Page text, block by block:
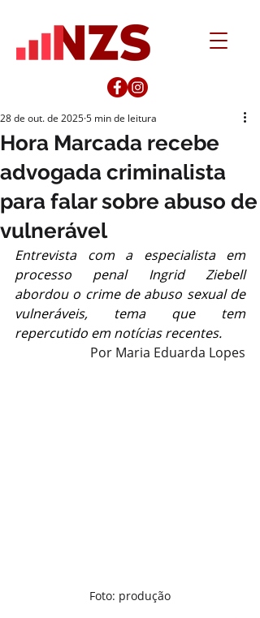
Hora Marcada recebe
advogada criminalista
para falar sobre abuso de
vulnerável
28 de out. de 20255 min de leitura
Entrevista com a especialista em
processo penal Ingrid Ziebell
abordou o crime de abuso sexual de
vulneráveis, tema que tem
repercutido em notícias recentes.
Por Maria Eduarda Lopes
Foto: produção